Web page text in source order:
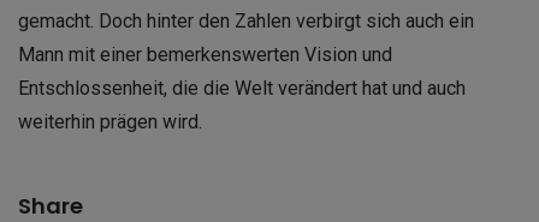
gemacht. Doch hinter den Zahlen verbirgt sich auch ein
Mann mit einer bemerkenswerten Vision und
Entschlossenheit, die die Welt verändert hat und auch
weiterhin prägen wird.
Share